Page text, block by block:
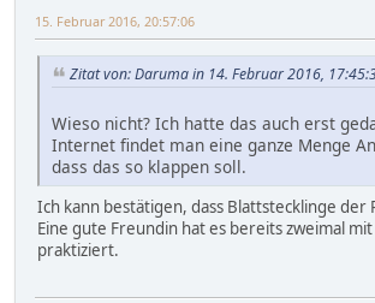
15. Februar 2016, 20:57:06
Zitat von: Daruma in 14. Februar 2016,
Wieso nicht? Ich hatte das auch erst
Internet findet man eine ganze Menge
dass das so klappen soll.
Ich kann bestätigen, dass Blattstecklinge der
Eine gute Freundin hat es bereits zweimal
praktiziert.